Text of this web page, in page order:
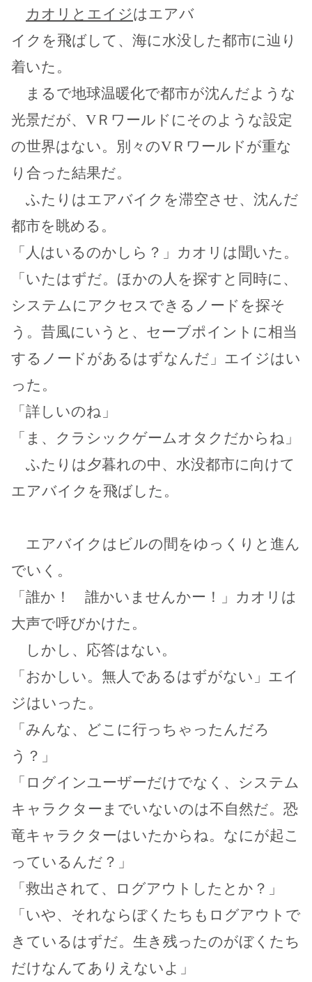
カオリとエイジはエアバ
イクを飛ばして、海に水没した都市に辿り
着いた。
まるで地球温暖化で都市が沈んだような
光景だが、VＲワールドにそのような設定
の世界はない。別々のVＲワールドが重な
り合った結果だ。
ふたりはエアバイクを滞空させ、沈んだ
都市を眺める。
「人はいるのかしら？」カオリは聞いた。
「いたはずだ。ほかの人を探すと同時に、
システムにアクセスできるノードを探そ
う。昔風にいうと、セーブポイントに相当
するノードがあるはずなんだ」エイジはい
った。
「詳しいのね」
「ま、クラシックゲームオタクだからね」
ふたりは夕暮れの中、水没都市に向けて
エアバイクを飛ばした。
エアバイクはビルの間をゆっくりと進ん
でいく。
「誰か！ 誰かいませんかー！」カオリは
大声で呼びかけた。
しかし、応答はない。
「おかしい。無人であるはずがない」エイ
ジはいった。
「みんな、どこに行っちゃったんだろ
う？」
「ログインユーザーだけでなく、システム
キャラクターまでいないのは不自然だ。恐
竜キャラクターはいたからね。なにが起こ
っているんだ？」
「救出されて、ログアウトしたとか？」
「いや、それならぼくたちもログアウトで
きているはずだ。生き残ったのがぼくたち
だけなんてありえないよ」